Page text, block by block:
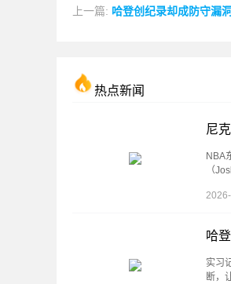
上一篇: 哈登创纪录却成防守漏
热点新闻
尼
NBA
（
哈
实习
断，